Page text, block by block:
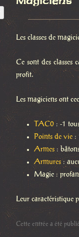
Les classes de
Ce sont des classes
profit.
Les magiciens ont
TAC0 : -1
Points de vie :
Armes :
Armures :
Magie :
Leur caractéristique
Cette entrée a été